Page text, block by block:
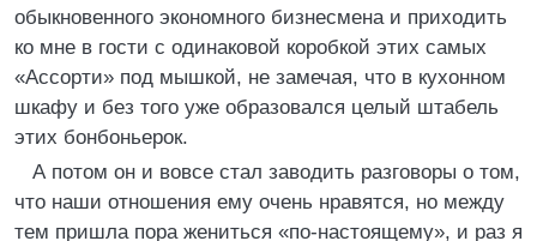
обыкновенного экономного бизнесмена и приходить
ко мне в гости с одинаковой коробкой этих самых
«Ассорти» под мышкой, не замечая, что в кухонном
шкафу и без того уже образовался целый штабель
этих бонбоньерок.
А потом он и вовсе стал заводить разговоры о том,
что наши отношения ему очень нравятся, но между
тем пришла пора жениться «по-настоящему», и раз я